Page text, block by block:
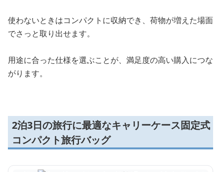
使わないときはコンパクトに収納でき、荷物が増えた場面
でさっと取り出せます。
用途に合った仕様を選ぶことが、満足度の高い購入につな
がります。
2泊3日の旅行に最適なキャリーケース固定式
コンパクト旅行バッグ